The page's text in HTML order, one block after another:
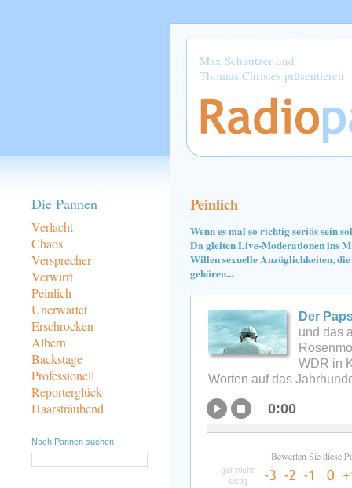
Die Pannen
Verlacht
Chaos
Versprecher
Verwirrt
Peinlich
Unerwartet
Erschrocken
Albern
Backstage
Professionell
Reporterglück
Haarsträubend
Nach Pannen suchen:
Max Schautzer und
Thomas Christes präsentieren
Peinlich
Wenn es mal so richtig seriös sein
Da gleiten Live-Moderationen ins
Willen sexuelle Anzüglichkeiten,
gehören...
Der
und das
WDR in
Worten auf das
0:00
Bewerten Sie diese
gar nicht
lustig